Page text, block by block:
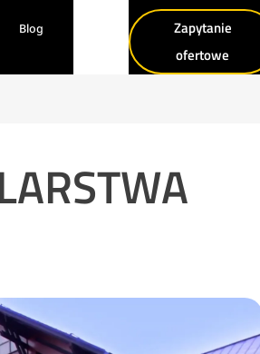
Blog
Zapytanie
ofertowe